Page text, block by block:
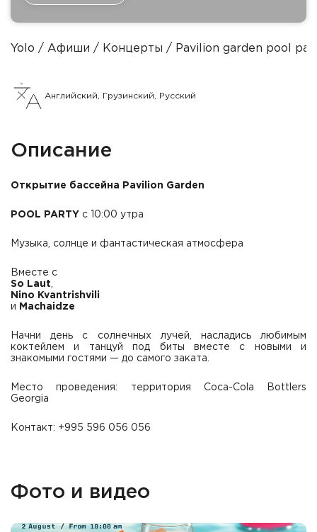
Yolo Афиши Концерты Pavilion garden pool
Английский, Грузинский, Русский
Описание
Открытие бассейна Pavilion Garden
POOL PARTY с 10:00 утра
Музыка, солнце и фантастическая атмосфера
Вместе с
So Laut
Nino Kvantrishvili
и
Machaidze
Начни день с солнечных лучей, насладись любимым
коктейлем и танцуй под биты вместе с новыми и
знакомыми гостями — до самого заката.
Место проведения: территория Coca-Cola Bottlers
Georgia
Контакт: +995 596 056 056
Фото и видео